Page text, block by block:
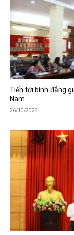
Tiến tới bình đẳng
Nam
26/10/2023